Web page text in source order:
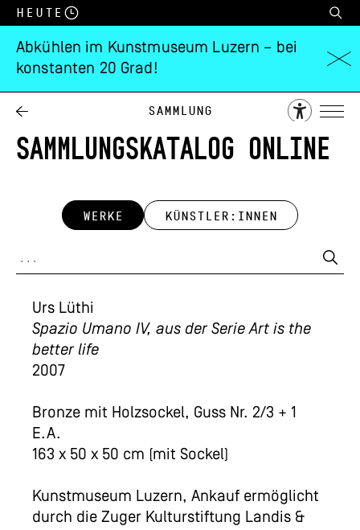
Heute
Abkühlen im Kunstmuseum Luzern – bei
konstanten 20 Grad!
Sammlung
SAMMLUNGSKATALOG ONLINE
WERKE KÜNSTLER:INNEN
Urs Lüthi
Spazio Umano IV, aus der Serie Art is the
better life
2007
Bronze mit Holzsockel, Guss Nr. 2/3 + 1
E.A.
163 x 50 x 50 cm (mit Sockel)
Kunstmuseum Luzern, Ankauf ermöglicht
durch die Zuger Kulturstiftung Landis &